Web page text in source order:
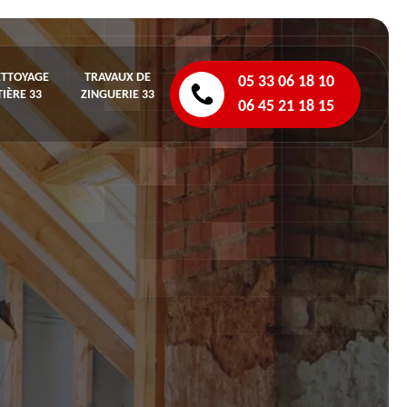
33
TRAVAUX DE
ZINGUERIE 33
05 33 06 18 10
06 45 21 18 15